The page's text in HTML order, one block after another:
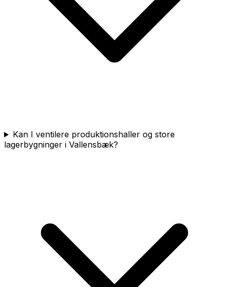
Kan I ventilere produktionshaller og store
lagerbygninger i Vallensbæk?